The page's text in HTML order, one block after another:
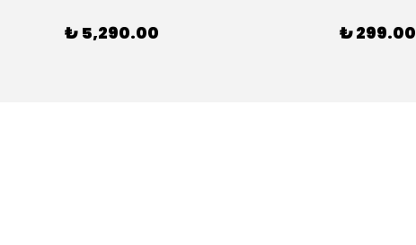
₺ 5,290.00 ₺ 299.00